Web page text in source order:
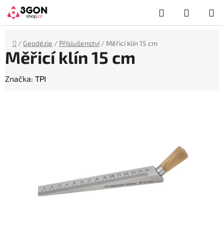
Přejít
na
obsah
Hledat
KOŠÍK
Domů
/ Geodézie / Příslušenství / Měřicí klín 15 cm
Měřicí klín 15 cm
Značka: TPI